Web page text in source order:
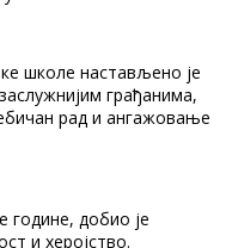
школе настављено је
грађанима,
рад и ангажовање
године, добио је
и херојство.